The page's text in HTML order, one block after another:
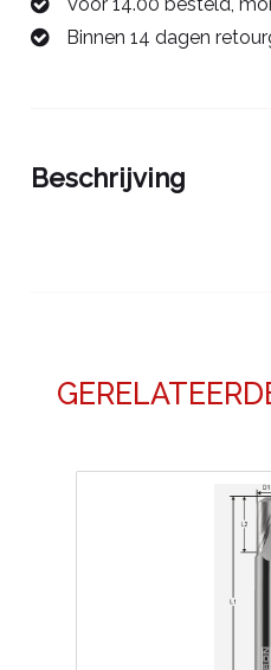
0068425A
aantalBinnen 14 dagen
Beschrijving